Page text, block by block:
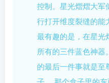
控制。星光熠熠大军
行打开维度裂缝的能
最有趣的是，在星光
所有的三件蓝色神器
的最后一件事就是至